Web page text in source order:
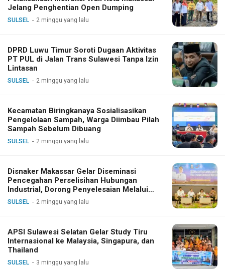
Jelang Penghentian Open Dumping
SULSEL 2 minggu yang lalu
DPRD Luwu Timur Soroti Dugaan Aktivitas
PT PUL di Jalan Trans Sulawesi Tanpa Izin
Lintasan
SULSEL 2 minggu yang lalu
Kecamatan Biringkanaya Sosialisasikan
Pengelolaan Sampah, Warga Diimbau Pilah
Sampah Sebelum Dibuang
SULSEL 2 minggu yang lalu
Disnaker Makassar Gelar Diseminasi
Pencegahan Perselisihan Hubungan
Industrial, Dorong Penyelesaian Melalui
Dialog
SULSEL 2 minggu yang lalu
APSI Sulawesi Selatan Gelar Study Tiru
Internasional ke Malaysia, Singapura, dan
Thailand
SULSEL 3 minggu yang lalu